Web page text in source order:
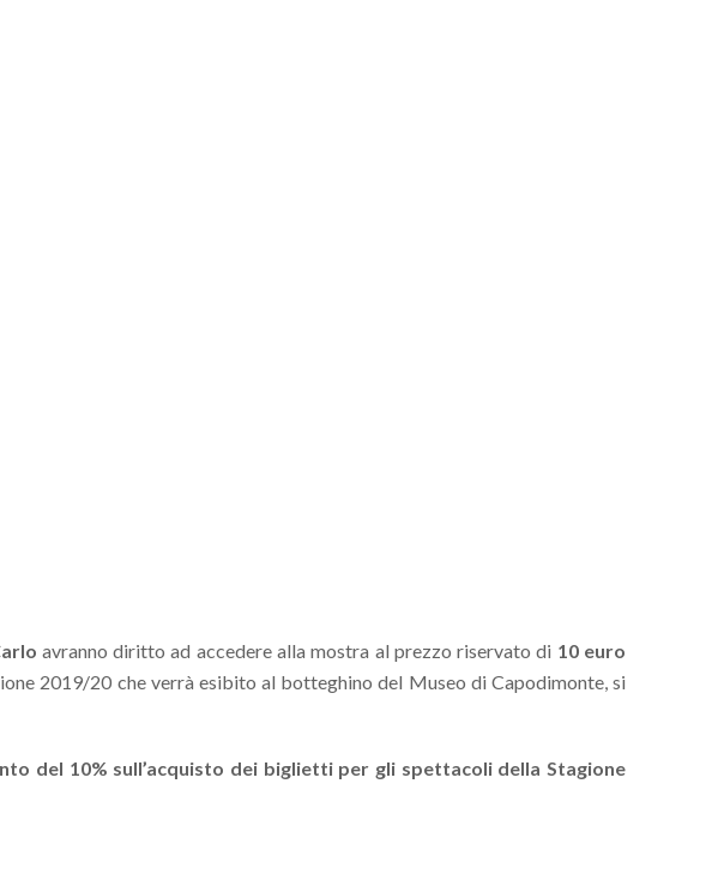
avranno diritto ad accedere alla mostra al prezzo riservato di 10 euro
2019/20 che verrà esibito al botteghino del Museo di Capodimonte, si
del 10% sull’acquisto dei biglietti per gli spettacoli della Stagione